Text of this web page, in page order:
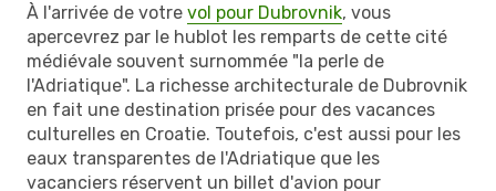
À l'arrivée de votre vol pour Dubrovnik, vous
apercevrez par le hublot les remparts de cette cité
médiévale souvent surnommée "la perle de
l'Adriatique". La richesse architecturale de Dubrovnik
en fait une destination prisée pour des vacances
culturelles en Croatie. Toutefois, c'est aussi pour les
eaux transparentes de l'Adriatique que les
vacanciers réservent un billet d'avion pour